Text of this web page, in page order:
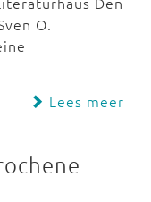
O.
Lees meer